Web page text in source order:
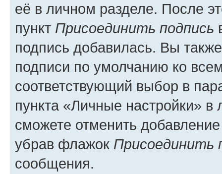
её в личном разделе. После
пункт Присоединить подпись
подпись добавилась. Вы
подписи по умолчанию ко
соответствующий выбор в
пункта «Личные настройки»
сможете отменить
убрав флажок Присоединить
сообщения.